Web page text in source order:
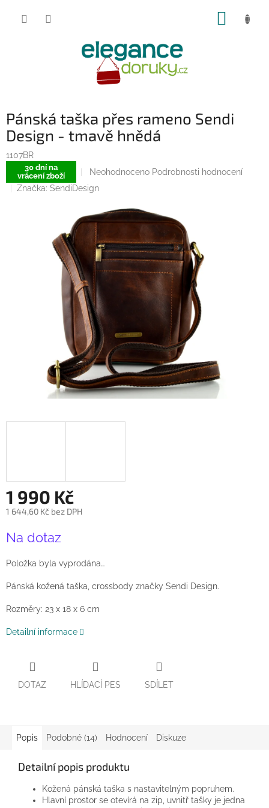
Pánská taška přes rameno Sendi
Design - tmavě hnědá
1107BR
30 dní na
vrácení zboží
Průměrné
produktu
0,0
hvězdiček.
Neohodnoceno Podrobnosti hodnocení
Značka: SendiDesign
1 990 Kč
1 644,60 Kč bez DPH
cena:
Na dotaz
Položka byla vyprodána…
Pánská kožená taška, crossbody značky Sendi Design.
Rozměry: 23 x 18 x 6 cm
Detailní informace
DOTAZ HLÍDACÍ PES SDÍLET
Popis Podobné (14) Hodnocení Diskuze
Detailní popis produktu
Kožená pánská taška s nastavitelným popruhem.
Hlavní prostor se otevírá na zip, uvnitř tašky je jedna